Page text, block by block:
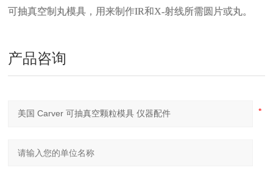
可抽真空制丸模具，用来制作IR和X-射线所需圆片或丸。
产品咨询